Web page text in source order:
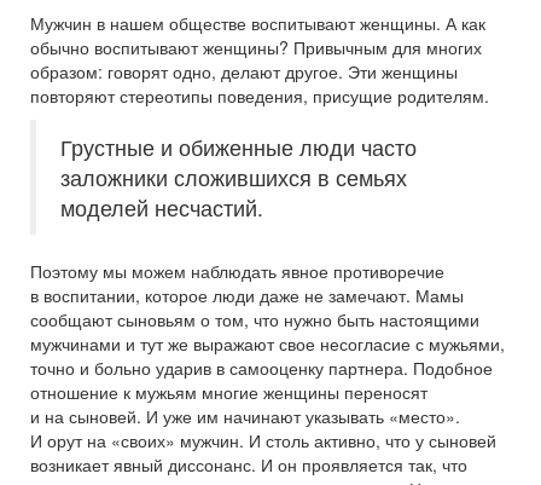
Мужчин в нашем обществе воспитывают женщины. А как
обычно воспитывают женщины? Привычным для многих
образом: говорят одно, делают другое. Эти женщины
повторяют стереотипы поведения, присущие родителям.
Грустные и обиженные люди часто
заложники сложившихся в семьях
моделей несчастий.
Поэтому мы можем наблюдать явное противоречие
в воспитании, которое люди даже не замечают. Мамы
сообщают сыновьям о том, что нужно быть настоящими
мужчинами и тут же выражают свое несогласие с мужьями,
точно и больно ударив в самооценку партнера. Подобное
отношение к мужьям многие женщины переносят
и на сыновей. И уже им начинают указывать «место».
И орут на «своих» мужчин. И столь активно, что у сыновей
возникает явный диссонанс. И он проявляется так, что